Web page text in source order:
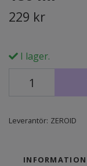
229 kr
I lager.
Leverantör: ZEROID
INFORMATION